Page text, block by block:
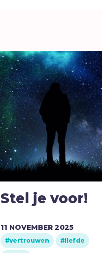
Stel je voor!
11 NOVEMBER 2025
vertrouwen liefde